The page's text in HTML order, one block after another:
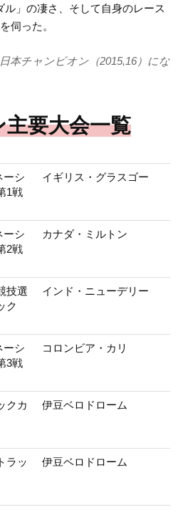
ル」の凄さ、そして自身のレース
伺った。
本チャンピオン（2015,16）にな
要大会一覧
ーシ
1戦
イギリス・グラスゴー
ーシ
2戦
カナダ・ミルトン
技選
ク
インド・ニューデリー
ーシ
3戦
コロンビア・カリ
クカ
伊豆ベロドローム
ラッ
伊豆ベロドローム